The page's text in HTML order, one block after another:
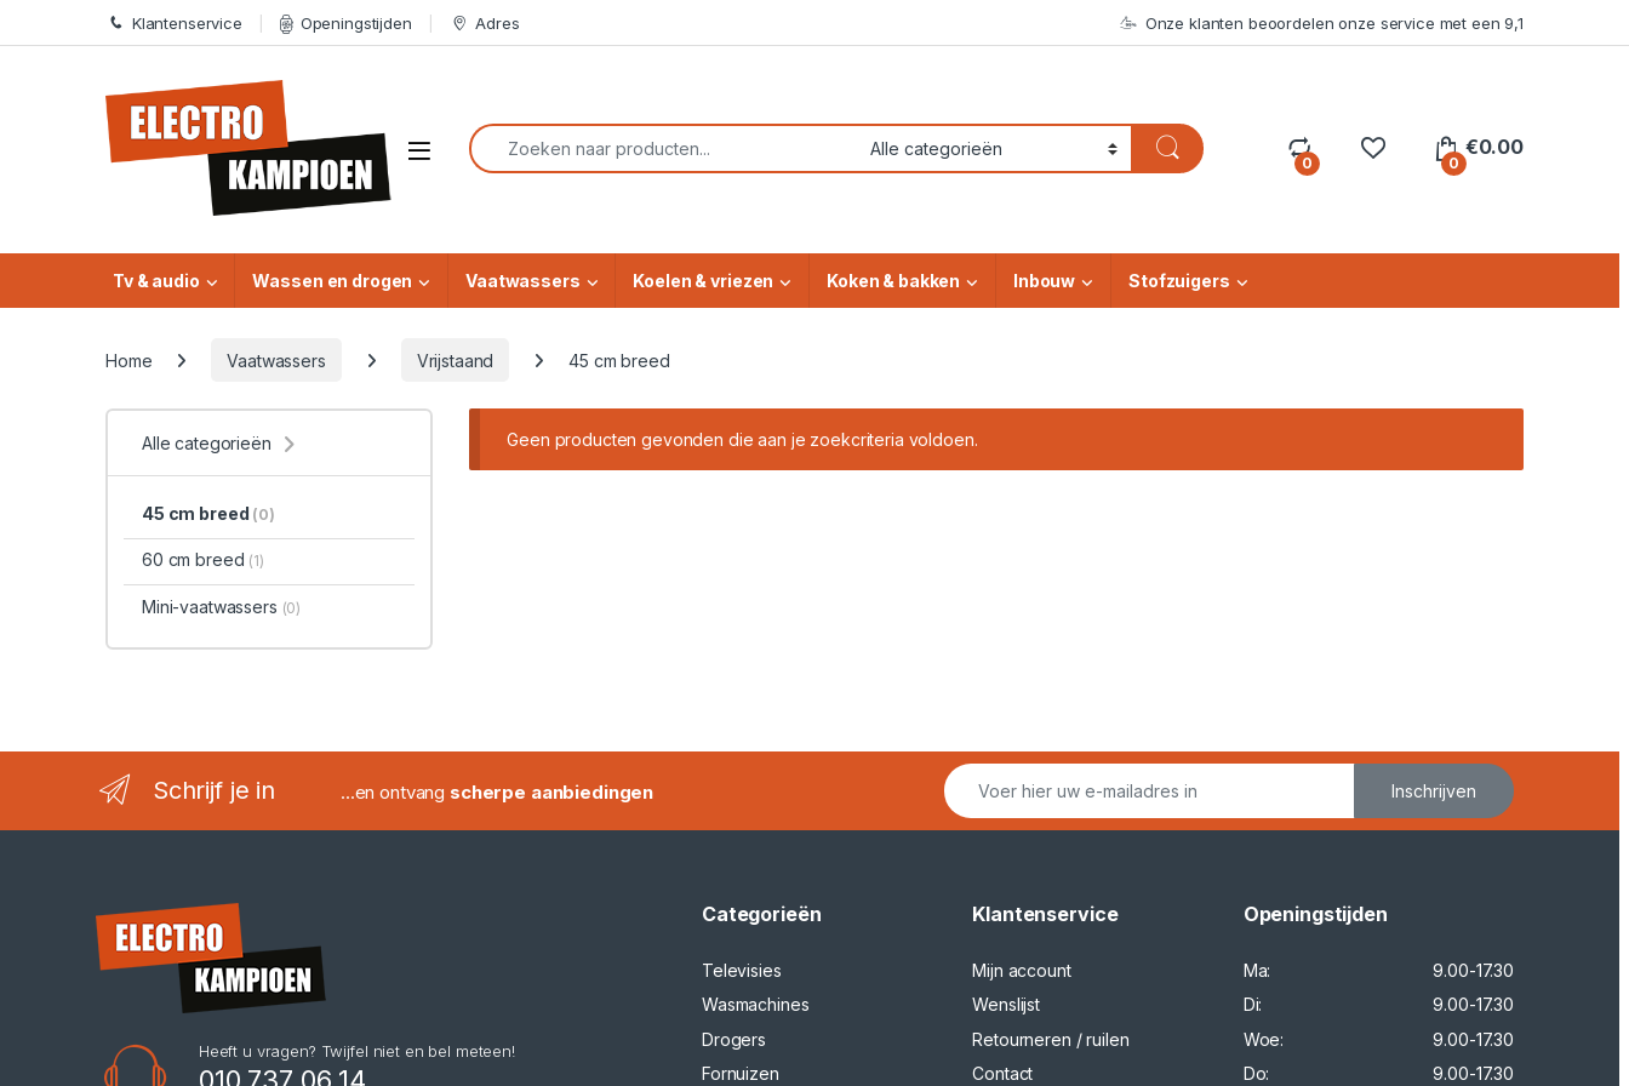
Skip to navigation
Skip to content Klantenservice Openingstijden Adres Onze klanten beoordelen onze service met een 9,1
Open
Search for:
0 0
€0.00
Tv & audio Wassen en drogen Vaatwassers Koelen & vriezen Koken & bakken Inbouw Stofzuigers
Home Vaatwassers Vrijstaand 45 cm breed
Geen producten gevonden die aan je zoekcriteria voldoen.
Alle categorieën
45 cm breed (0)
60 cm breed (1)
Mini-vaatwassers (0)
Schrijf je in ...en ontvang scherpe aanbiedingen Inschrijven
Heeft u vragen? Twijfel niet en bel meteen!
010 737 06 14
Categorieën
Televisies
Wasmachines
Drogers
Fornuizen
Klantenservice
Mijn account
Wenslijst
Retourneren / ruilen
Contact
Openingstijden
Ma:
9.00-17.30
Di:
9.00-17.30
Woe:
9.00-17.30
Do:
9.00-17.30